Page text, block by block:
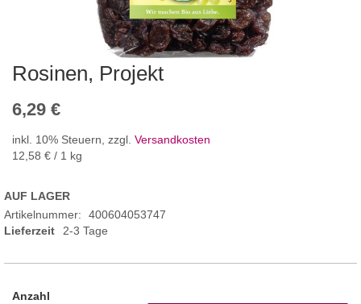
Rosinen, Projekt
6,29 €
inkl. 10% Steuern, zzgl. Versandkosten
12,58 € / 1 kg
AUF LAGER
Artikelnummer
400604053747
Lieferzeit
2-3 Tage
Anzahl